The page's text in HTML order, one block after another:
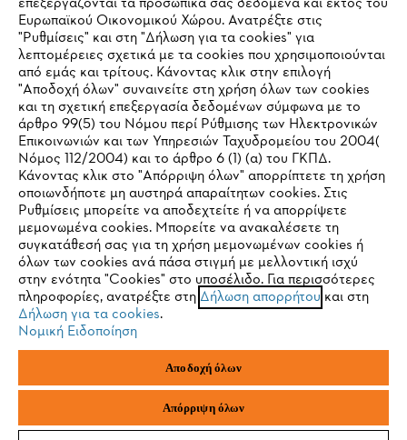
STIHL Συχνές ερωτήσεις
Service
Πολιτική απορρήτου Νομικό κείμενο Cookies
Νομικές πληροφορίες
ANDREAS STIHL ΜΟΝΟΠΡΟΣΩΠΗ Α.Ε.
ΑΓ. ΑΝΔΡΕΟΥ 51 ΠΑΛΛΟΥΡΙΩΤΙΣΣΑ
1041 ΛΕΥΚΩΣΙΑ
IHR BROWSER WIRD NICHT
UNTERSTÜTZT
Sie nutzen einen Browser, den wir noch nicht unterstützen. Für
eine optimale Nutzung unserer Seite empfehlen wir Ihnen, zu
einem der folgenden Browser zu wechseln:
Firefox Chrome
Ευρωπαϊκού Οικονομικού Χώρου. Ανατρέξτε στις
"Ρυθμίσεις" και στη "Δήλωση για τα cookies" για
λεπτομέρειες σχετικά με τα cookies που χρησιμοποιούνται
από εμάς και τρίτους. Κάνοντας κλικ στην επιλογή
"Αποδοχή όλων" συναινείτε στη χρήση όλων των cookies
και τη σχετική επεξεργασία δεδομένων σύμφωνα με το
άρθρο 99(5) του Νόμου περί Ρύθμισης των Ηλεκτρονικών
Επικοινωνιών και των Υπηρεσιών Ταχυδρομείου του 2004(
Νόμος 112/2004) και το άρθρο 6 (1) (α) του ΓΚΠΔ.
Κάνοντας κλικ στο "Απόρριψη όλων" απορρίπτετε τη χρήση
οποιωνδήποτε μη αυστηρά απαραίτητων cookies. Στις
Ρυθμίσεις μπορείτε να αποδεχτείτε ή να απορρίψετε
μεμονωμένα cookies. Μπορείτε να ανακαλέσετε τη
συγκατάθεσή σας για τη χρήση μεμονωμένων cookies ή
όλων των cookies ανά πάσα στιγμή με μελλοντική ισχύ
στην ενότητα "Cookies" στο υποσέλιδο. Για περισσότερες
πληροφορίες, ανατρέξτε στηΔήλωση απορρήτου και στη
Δήλωση για τα cookies.
Νομική Ειδοποίηση
Αποδοχή όλων
Απόρριψη όλων